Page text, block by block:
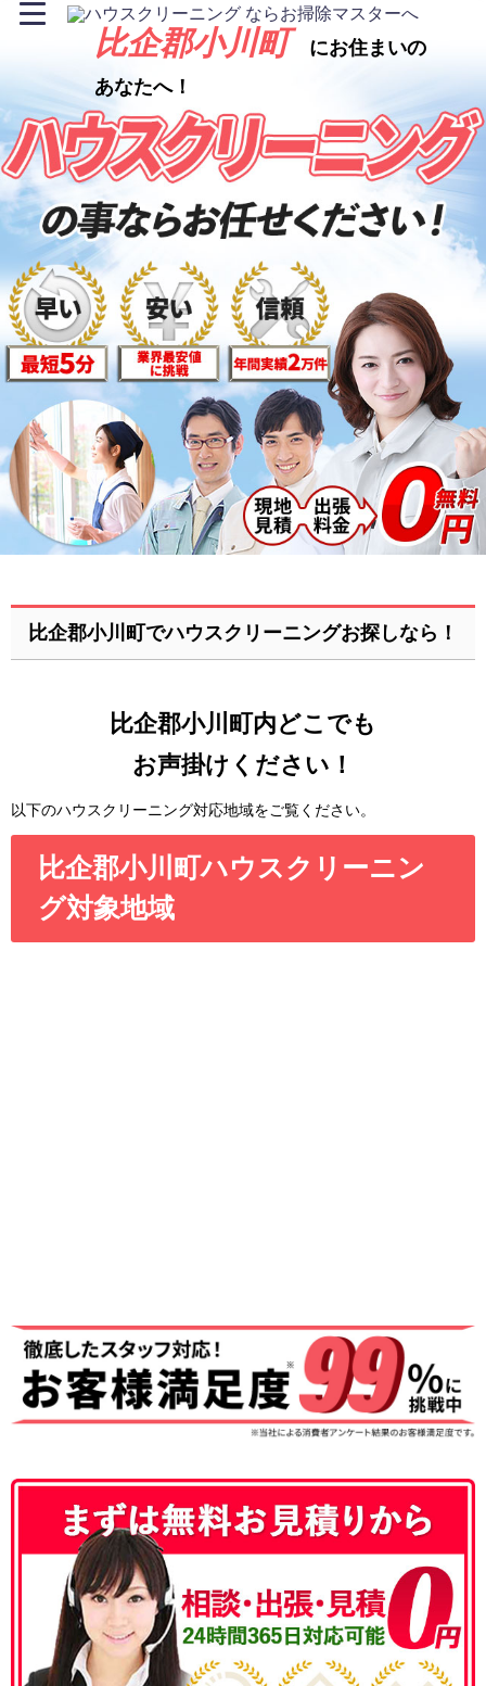
比企郡小川町 にお住まいの
あなたへ！
比企郡小川町でハウスクリーニングお探しなら！
比企郡小川町内どこでも
お声掛けください！
以下のハウスクリーニング対応地域をご覧ください。
比企郡小川町ハウスクリーニン
グ対象地域